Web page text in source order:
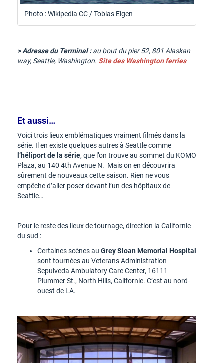
Photo : Wikipedia CC / Tobias Eigen
> Adresse du Terminal :au bout du pier 52, 801 Alaskan
way, Seattle, Washington. Site des Washington ferries
Et aussi…
Voici trois lieux emblématiques vraiment filmés dans la
série. Il en existe quelques autres à Seattle comme
l’héliport de la série, que l’on trouve au sommet du KOMO
Plaza, au 140 4th Avenue N. Mais on en découvrira
sûrement de nouveaux cette saison. Rien ne vous
empêche d’aller poser devant l’un des hôpitaux de
Seattle…
Pour le reste des lieux de tournage, direction la Californie
du sud :
Certaines scènes au Grey Sloan Memorial Hospital
sont tournées au Veterans Administration
Sepulveda Ambulatory Care Center, 16111
Plummer St., North Hills, Californie. C’est au nord-
ouest de LA.